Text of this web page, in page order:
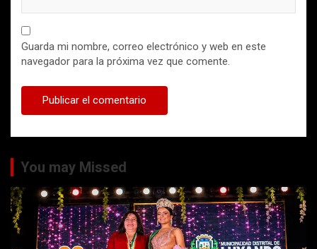
Guarda mi nombre, correo electrónico y web en este
navegador para la próxima vez que comente.
You may Missed